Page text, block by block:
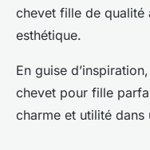
chevet fille de qualité
esthétique.
En guise
chevet pour fille
charme et utilité dans